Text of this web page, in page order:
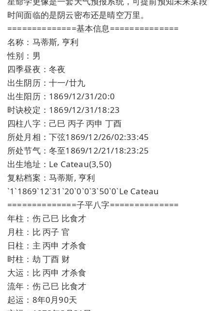
时间面临的是阴云密布还是晴空万里。
==============基本信息==============
名称：马蒂斯, 亨利
性别：男
四季昼夜：冬夜
出生阴历：十一/廿九
出生阳历：1869/12/31/20:0
时诀校定：1869/12/31/18:23
四柱八字：己巳 丙子 丙申 丁酉
所处月相：下弦1869/12/26/02:33:45
所处节气：冬至1869/12/21/18:23:25
出生地址：Le Cateau(3,50)
复粘档案：马蒂斯, 亨利
`1`1869`12`31`20`0`0`3`50`0`Le Cateau
==============子平八字==============
年柱：伤 己巳 比食才
月柱：比 丙子 官
日柱：主 丙申 才杀食
时柱：劫 丁酉 财
大运：比 丙申 才杀食
流年：伤 己巳 比食才
起运：8年0月90天